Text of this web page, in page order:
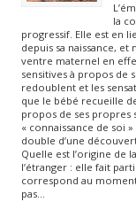
la
progressif. Elle est en
depuis sa naissance,
ventre maternel en
sensitives à propos de
redoublent et les
que le bébé recueille
propos de ses propres
« connaissance de soi
double d’une
Quelle est l’origine de
l’étranger : elle fait
correspond au
pas…